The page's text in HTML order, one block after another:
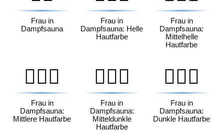
Frau in
Dampfsauna
Frau in
Dampfsauna: Helle
Hautfarbe
Frau in
Dampfsauna:
Mittelhelle
Hautfarbe
🧖🏽‍♀️
Frau in
Dampfsauna:
Mittlere Hautfarbe
🧖🏾‍♀️
Frau in
Dampfsauna:
Mitteldunkle
Hautfarbe
🧖🏿‍♀️
Frau in
Dampfsauna:
Dunkle Hautfarbe